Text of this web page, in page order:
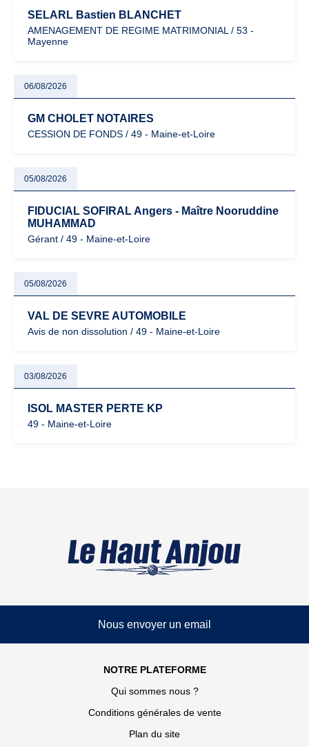
SELARL Bastien BLANCHET
AMENAGEMENT DE REGIME MATRIMONIAL / 53 -
Mayenne
06/08/2026
GM CHOLET NOTAIRES
CESSION DE FONDS / 49 - Maine-et-Loire
05/08/2026
FIDUCIAL SOFIRAL Angers - Maître Nooruddine
MUHAMMAD
Gérant / 49 - Maine-et-Loire
05/08/2026
VAL DE SEVRE AUTOMOBILE
Avis de non dissolution / 49 - Maine-et-Loire
03/08/2026
ISOL MASTER PERTE KP
49 - Maine-et-Loire
Nous envoyer un email
NOTRE PLATEFORME
Qui sommes nous ?
Conditions générales de vente
Plan du site